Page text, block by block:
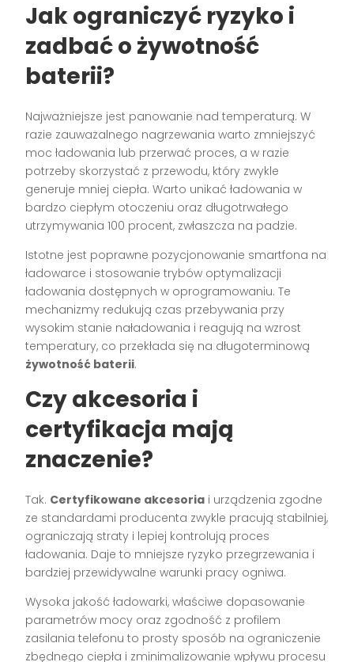
Jak ograniczyć ryzyko i
zadbać o żywotność
baterii?
Najważniejsze jest panowanie nad temperaturą. W
razie zauważalnego nagrzewania warto zmniejszyć
moc ładowania lub przerwać proces, a w razie
potrzeby skorzystać z przewodu, który zwykle
generuje mniej ciepła. Warto unikać ładowania w
bardzo ciepłym otoczeniu oraz długotrwałego
utrzymywania 100 procent, zwłaszcza na padzie.
Istotne jest poprawne pozycjonowanie smartfona na
ładowarce i stosowanie trybów optymalizacji
ładowania dostępnych w oprogramowaniu. Te
mechanizmy redukują czas przebywania przy
wysokim stanie naładowania i reagują na wzrost
temperatury, co przekłada się na długoterminową
żywotność baterii.
Czy akcesoria i
certyfikacja mają
znaczenie?
Tak. Certyfikowane akcesoria i urządzenia zgodne
ze standardami producenta zwykle pracują stabilniej,
ograniczają straty i lepiej kontrolują proces
ładowania. Daje to mniejsze ryzyko przegrzewania i
bardziej przewidywalne warunki pracy ogniwa.
Wysoka jakość ładowarki, właściwe dopasowanie
parametrów mocy oraz zgodność z profilem
zasilania telefonu to prosty sposób na ograniczenie
zbędnego ciepła i zminimalizowanie wpływu procesu